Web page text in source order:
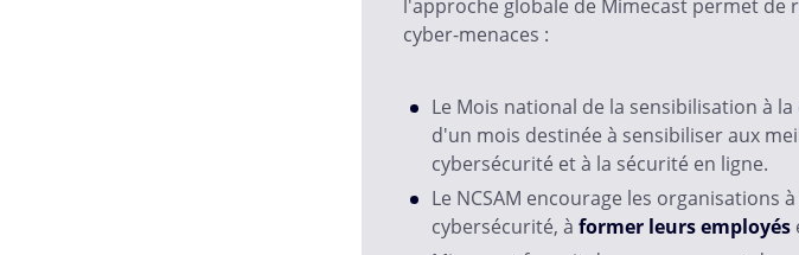
l'approche globale de Mimecast permet de
cyber-menaces :
Le Mois national de la sensibilisation à
d'un mois destinée à sensibiliser aux
cybersécurité et à la sécurité en ligne.
Le NCSAM encourage les organisations
cybersécurité, à former leurs employés